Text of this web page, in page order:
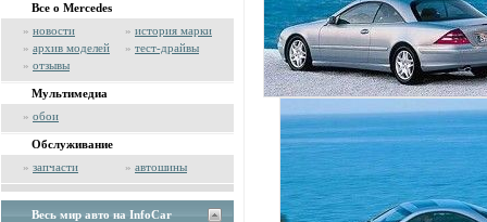
Все о Mercedes
» новости » история марки
» архив моделей » тест-драйвы
» отзывы
Мультимедиа
» обои
Обслуживание
» запчасти » автошины
Весь мир авто на InfoCar